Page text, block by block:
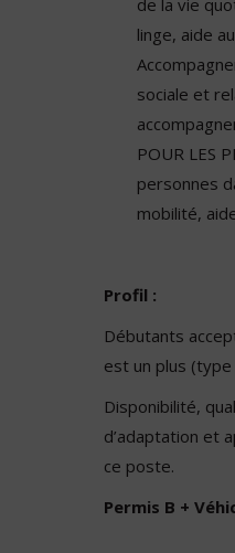
de la vie
linge, aide
sociale et
POUR LES
personnes
mobilité,
Profil :
Débutants
est un plus (type
Disponibilité,
d’adaptation et
ce poste.
Permis B +